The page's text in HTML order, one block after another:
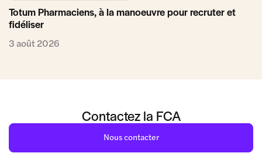
Totum Pharmaciens, à la manoeuvre pour recruter et
fidéliser
3 août 2026
Contactez la FCA
Nous contacter